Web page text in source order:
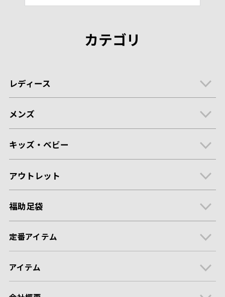
カテゴリ
レディース
メンズ
キッズ・ベビー
アウトレット
福助足袋
定番アイテム
アイテム